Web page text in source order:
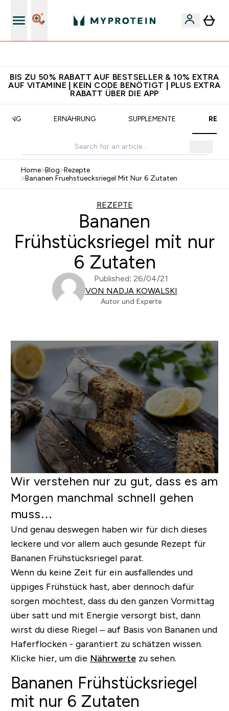
BIS ZU 50% RABATT AUF BESTSELLER & 10% EXTRA
AUF VITAMINE | KEIN CODE BENÖTIGT | PLUS EXTRA
RABATT ÜBER DIE APP
ERNÄHRUNG SUPPLEMENTE
Home>Blog>Rezepte
>Bananen Fruehstuecksriegel Mit Nur 6 Zutaten
REZEPTE
Bananen
Frühstücksriegel mit nur
6 Zutaten
Published: 26/04/21
VON NADJA KOWALSKI
Autor und Experte
Wir verstehen nur zu gut, dass es am
Morgen manchmal schnell gehen
muss…
Und genau deswegen haben wir für dich dieses
leckere und vor allem auch gesunde Rezept für
Bananen Frühstücksriegel parat.
Wenn du keine Zeit für ein ausfallendes und
üppiges Frühstück hast, aber dennoch dafür
sorgen möchtest,dass du den ganzen Vormittag
über satt und mit Energie versorgt bist, dann
wirst du diese Riegel – auf Basis von Bananen und
Haferflocken - garantiert zu schätzen wissen.
Klicke hier, um die Nährwertezu sehen.
Bananen Frühstücksriegel
mit nur 6 Zutaten